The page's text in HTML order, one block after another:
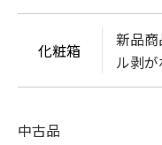
化粧箱
新品
ル剥が
中古品